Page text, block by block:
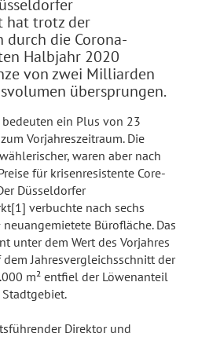
hat trotz der
durch die Corona-
Halbjahr 2020
von zwei Milliarden
übersprungen.
ein Plus von 23
Vorjahreszeitraum. Die
waren aber nach
für krisenresistente Core-
Düsseldorfer
verbuchte nach sechs
Bürofläche. Das
unter dem Wert des Vorjahres
Jahresvergleichsschnitt der
m² entfiel der Löwenanteil
Direktor und